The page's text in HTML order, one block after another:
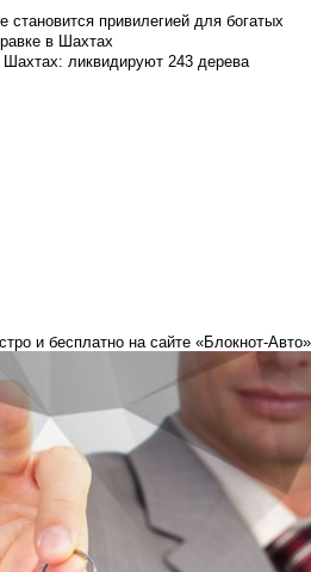
привилегией для богатых
в Шахтах
ликвидируют 243 дерева
и бесплатно на сайте «Блокнот-